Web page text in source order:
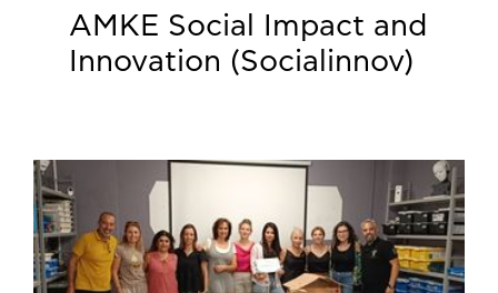
ΑΜΚΕ Social Impact and
Innovation (Socialinnov)